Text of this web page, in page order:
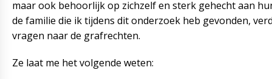
maar ook behoorlijk op zichzelf en sterk gehecht aan
de familie die ik tijdens dit onderzoek heb gevonden,
vragen naar de grafrechten.
Ze laat me het volgende weten: